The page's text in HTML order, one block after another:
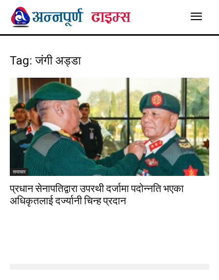
Tag: जंगी अड्डा
समाचार
प्रधान सेनापतिद्वारा उपरथी दर्जामा पदोन्नति भएका
अधिकृतलाई दर्ज्यानी चिन्ह प्रदान